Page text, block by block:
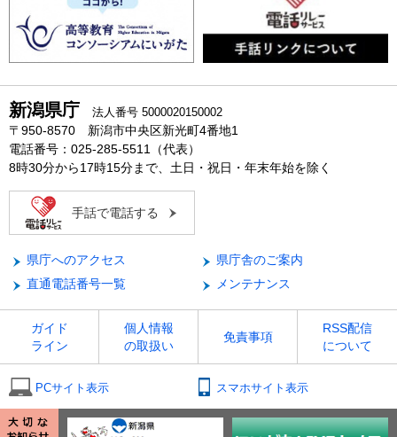
新潟県庁 法人番号 5000020150002
〒950-8570 新潟市中央区新光町4番地1
電話番号：025-285-5511（代表）
8時30分から17時15分まで、土日・祝日・年末年始を除く
手話で電話する
県庁へのアクセス
県庁舎のご案内
直通電話番号一覧
メンテナンス
ガイド
ライン
個人情報
の取扱い
免責事項
RSS配信
について
PCサイト表示 スマホサイト表示